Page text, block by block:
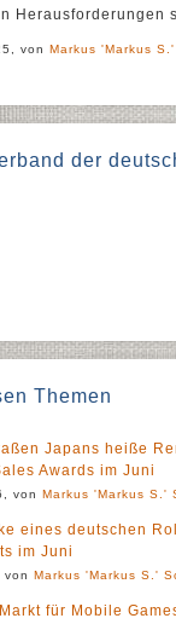
Herausforderungen
von Markus 'Markus
der
Themen
Japans heiße
Awards im Juni
von Markus 'Markus S.'
eines deutschen
im Juni
von Markus 'Markus S.'
für Mobile